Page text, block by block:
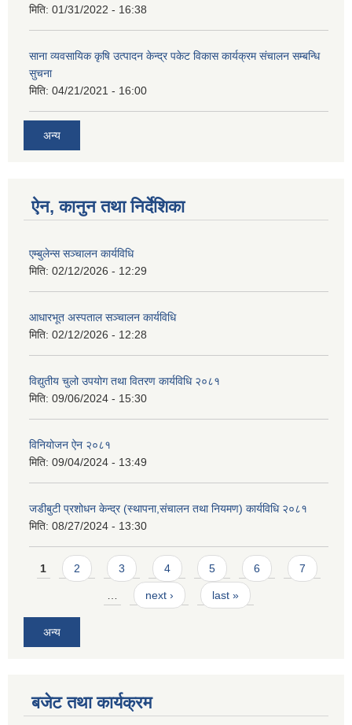
मिति: 01/31/2022 - 16:38
साना व्यवसायिक कृषि उत्पादन केन्द्र पकेट विकास कार्यक्रम संचालन सम्बन्धि
सुचना
मिति: 04/21/2021 - 16:00
अन्य
ऐन, कानुन तथा निर्देशिका
एम्बुलेन्स सञ्चालन कार्यविधि
मिति: 02/12/2026 - 12:29
आधारभूत अस्पताल सञ्चालन कार्यविधि
मिति: 02/12/2026 - 12:28
विद्युतीय चुलो उपयोग तथा वितरण कार्यविधि २०८१
मिति: 09/06/2024 - 15:30
विनियोजन ऐन २०८१
मिति: 09/04/2024 - 13:49
जडीबुटी प्रशोधन केन्द्र (स्थापना,संचालन तथा नियमण) कार्यविधि २०८१
मिति: 08/27/2024 - 13:30
Pages
1 2 3 4 5 6 7
… next › last »
अन्य
बजेट तथा कार्यक्रम